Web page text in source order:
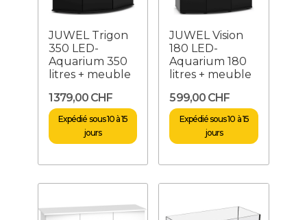
JUWEL Trigon
350 LED-
Aquarium 350
litres + meuble
1 379,00 CHF
Expédié sous 10 à 15
jours
JUWEL Vision
180 LED-
Aquarium 180
litres + meuble
599,00 CHF
Expédié sous 10 à 15
jours